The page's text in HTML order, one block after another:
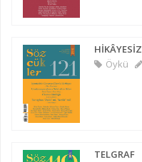
HİKÂYESİZ
Öykü
TELGRAF